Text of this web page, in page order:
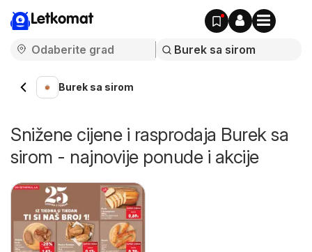
Letkomat
Burek sa sirom
Snižene cijene i rasprodaja Burek sa
sirom - najnovije ponude i akcije